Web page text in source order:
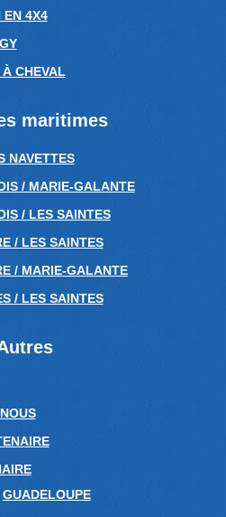
EN 4X4
CHEVAL
maritimes
NAVETTES
/ MARIE-GALANTE
/ LES SAINTES
/ LES SAINTES
/ MARIE-GALANTE
/ LES SAINTES
GUADELOUPE